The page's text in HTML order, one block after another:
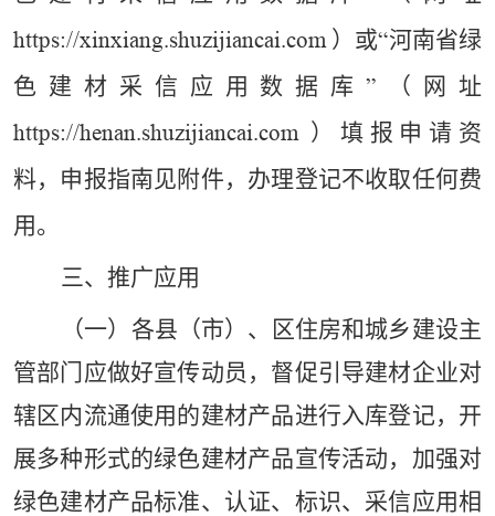
https://xinxiang.shuzijiancai.com ）或“河南省绿
色建材采信应用数据库” （网址
https://henan.shuzijiancai.com ）填报申请资
料，申报指南见附件，办理登记不收取任何费
用。
三、 推广应用
（一）各县（市）、区住房和城乡建设主
管部门应做好宣传动员，督促引导建材企业对
辖区内流通使用的建材产品进行入库登记，开
展多种形式的绿色建材产品宣传活动，加强对
绿色建材产品标准、认证、标识、采信应用相